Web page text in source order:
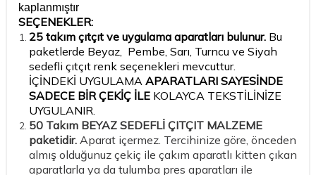
kaplanmıştır
SEÇENEKLER:
25 takım çıtçıt ve uygulama aparatları bulunur. Bu
paketlerde Beyaz, Pembe, Sarı, Turncu ve Siyah
sedefli çıtçıt renk seçenekleri mevcuttur.
İÇİNDEKİ UYGULAMA APARATLARI SAYESİNDE
SADECE BİR ÇEKİÇ İLE KOLAYCA TEKSTİLİNİZE
UYGULANIR.
50 Takım BEYAZ SEDEFLİ ÇITÇIT MALZEME
paketidir. Aparat içermez. Tercihinize göre, önceden
almış olduğunuz çekiç ile çakım aparatlı kitten çıkan
aparatlarla ya da tulumba pres aparatları ile